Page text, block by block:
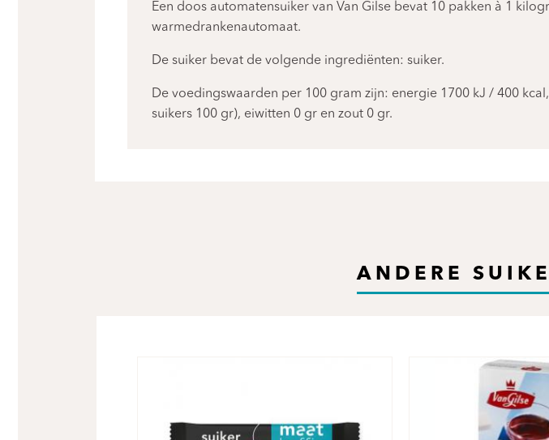
Een doos automatensuiker van Van Gilse bevat 10 pakken à 1
warmedrankenautomaat.
De suiker bevat de volgende ingrediënten: suiker.
De voedingswaarden per 100 gram zijn: energie 1700 kJ / 400
suikers 100 gr), eiwitten 0 gr en zout 0 gr.
ANDERE